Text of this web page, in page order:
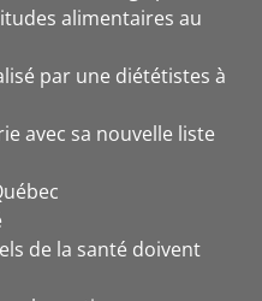
alimentaires au
par une diététistes à
avec sa nouvelle liste
de la santé doivent